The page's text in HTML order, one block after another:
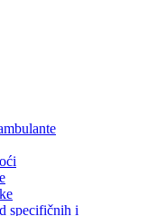
specifičnih i